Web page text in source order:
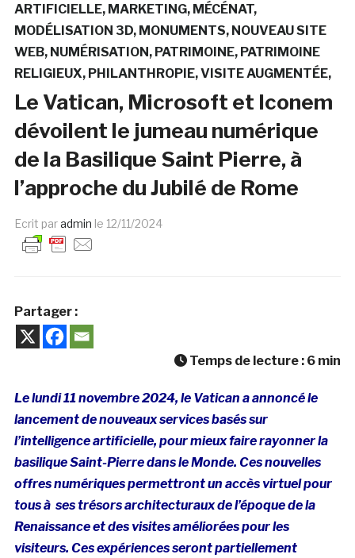
ARTIFICIELLE MARKETING MÉCÉNAT
MODÉLISATION 3D MONUMENTS NOUVEAU SITE
WEB NUMÉRISATION PATRIMOINE PATRIMOINE
RELIGIEUX PHILANTHROPIE VISITE AUGMENTÉE
Le Vatican, Microsoft et Iconem
dévoilent le jumeau numérique
de la Basilique Saint Pierre, à
l’approche du Jubilé de Rome
Ecrit paradmin le 12/11/2024
Partager :
Temps de lecture : 6 min
Le lundi 11 novembre 2024, le Vatican a annoncé le
lancement de nouveaux services basés sur
l’intelligence artificielle, pour mieux faire rayonner la
basilique Saint-Pierre dans le Monde. Ces nouvelles
offres numériques permettront un accès virtuel pour
tous à ses trésors architecturaux de l’époque de la
Renaissance et des visites améliorées pour les
visiteurs. Cesexpériences seront partiellement